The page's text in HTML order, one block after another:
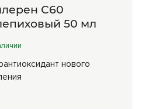
С60
50 мл
нового